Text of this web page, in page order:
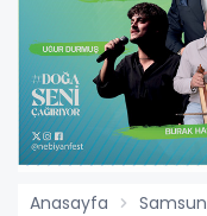
Anasayfa